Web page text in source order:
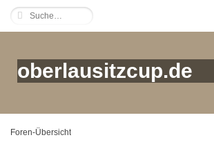
oberlausitzcup.de
Foren-Übersicht